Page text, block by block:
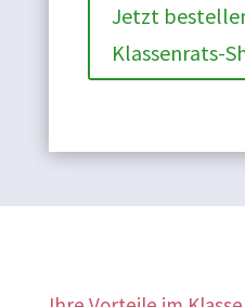
Jetzt
Klassenrats-